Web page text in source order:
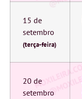
15 de
setembro
(terça-feira)
20 de
setembro